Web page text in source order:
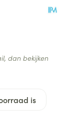
is
dan bekijken